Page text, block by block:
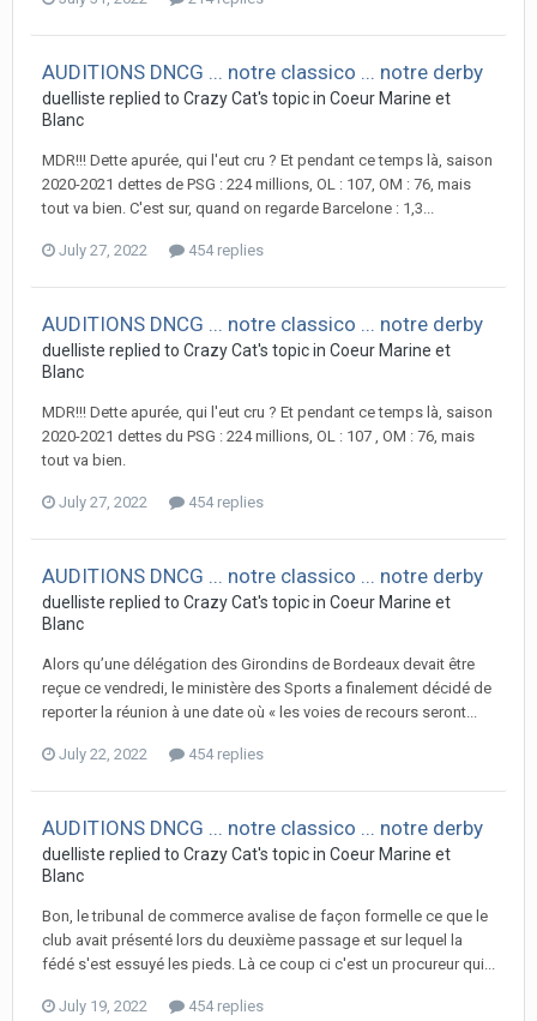
AUDITIONS DNCG ... notre classico ... notre derby
duelliste replied to Crazy Cat's topic in Coeur Marine et
Blanc
MDR!!! Dette apurée, qui l'eut cru ? Et pendant ce temps là, saison
2020-2021 dettes de PSG : 224 millions, OL : 107, OM : 76, mais
tout va bien. C'est sur, quand on regarde Barcelone : 1,3...
July 27, 2022 454 replies
AUDITIONS DNCG ... notre classico ... notre derby
duelliste replied to Crazy Cat's topic in Coeur Marine et
Blanc
MDR!!! Dette apurée, qui l'eut cru ? Et pendant ce temps là, saison
2020-2021 dettes du PSG : 224 millions, OL : 107 , OM : 76, mais
tout va bien.
July 27, 2022 454 replies
AUDITIONS DNCG ... notre classico ... notre derby
duelliste replied to Crazy Cat's topic in Coeur Marine et
Blanc
Alors qu’une délégation des Girondins de Bordeaux devait être
reçue ce vendredi, le ministère des Sports a finalement décidé de
reporter la réunion à une date où « les voies de recours seront...
July 22, 2022 454 replies
AUDITIONS DNCG ... notre classico ... notre derby
duelliste replied to Crazy Cat's topic in Coeur Marine et
Blanc
Bon, le tribunal de commerce avalise de façon formelle ce que le
club avait présenté lors du deuxième passage et sur lequel la
fédé s'est essuyé les pieds. Là ce coup ci c'est un procureur qui...
July 19, 2022 454 replies